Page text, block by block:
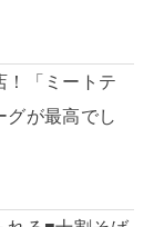
！「ミートテ
グが最高でし